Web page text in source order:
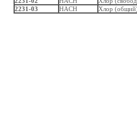
2231-03
HACH Хлор